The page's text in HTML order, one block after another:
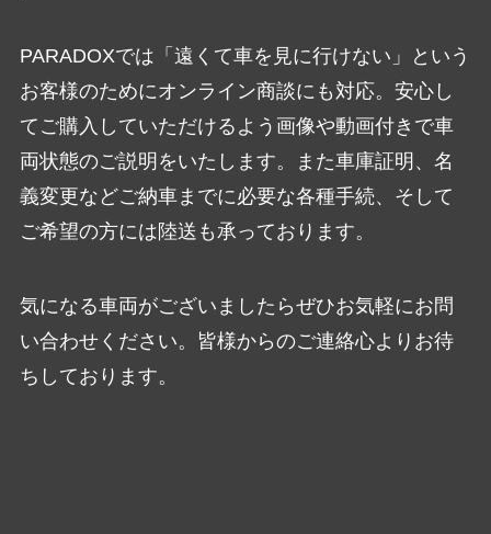
PARADOXでは「遠くて車を見に行けない」という
お客様のためにオンライン商談にも対応。安心し
てご購入していただけるよう画像や動画付きで車
両状態のご説明をいたします。また車庫証明、名
義変更などご納車までに必要な各種手続、そして
ご希望の方には陸送も承っております。
気になる車両がございましたらぜひお気軽にお問
い合わせください。皆様からのご連絡心よりお待
ちしております。